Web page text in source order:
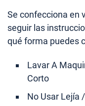
Se confecciona en
seguir las
qué forma puedes
Lavar A
Corto
No Usar Lejía